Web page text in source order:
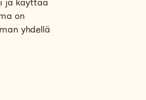
ja käyttää
on
yhdellä